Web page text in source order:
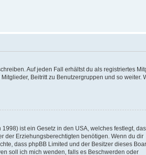
Auf jeden Fall erhältst du als registriertes
Beitritt zu Benutzergruppen und so weiter.
ist ein Gesetz in den USA, welches festlegt,
der Erziehungsberechtigten benötigen. Wenn du dir
dass phpBB Limited und der Besitzer dieses
soll ich mich wenden, falls es Beschwerden oder